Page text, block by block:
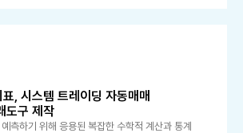
, 시스템 트레이딩 자동매매
도구 제작
측하기 위해 응용된 복잡한 수학적 계산과 통계